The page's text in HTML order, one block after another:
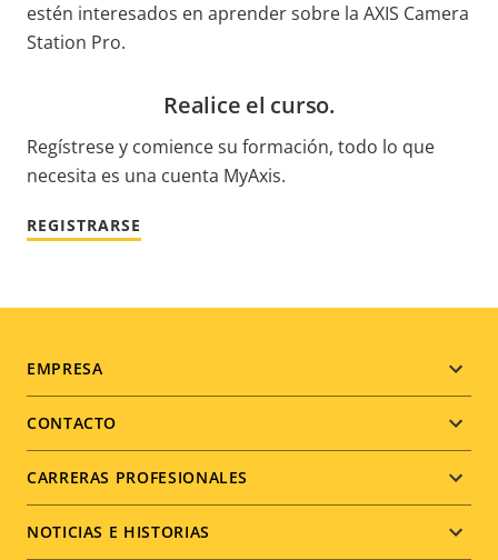
estén interesados en aprender sobre la AXIS Camera
Station Pro.
Realice el curso.
Regístrese y comience su formación, todo lo que
necesita es una cuenta MyAxis.
REGISTRARSE
Footer
menu
EMPRESA
CONTACTO
CARRERAS PROFESIONALES
NOTICIAS E HISTORIAS